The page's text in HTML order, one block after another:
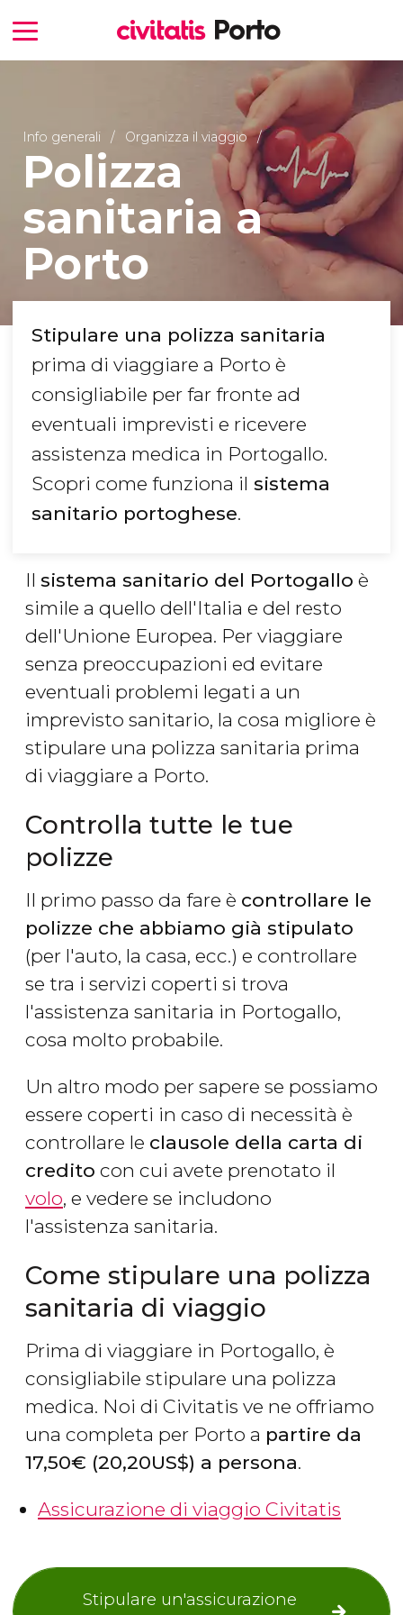
Info generali Organizza il viaggio
Polizza
sanitaria a
Porto
Stipulare una polizza sanitaria
prima di viaggiare a Porto è
consigliabile per far fronte ad
eventuali imprevisti e ricevere
assistenza medica in Portogallo.
Scopri come funziona il sistema
sanitario portoghese.
Il sistema sanitario del Portogallo è
simile a quello dell'Italia e del resto
dell'Unione Europea. Per viaggiare
senza preoccupazioni ed evitare
eventuali problemi legati a un
imprevisto sanitario, la cosa migliore è
stipulare una polizza sanitaria prima
di viaggiare a Porto.
Controlla tutte le tue
polizze
Il primo passo da fare è controllare le
polizze che abbiamo già stipulato
(per l'auto, la casa, ecc.) e controllare
se tra i servizi coperti si trova
l'assistenza sanitaria in Portogallo,
cosa molto probabile.
Un altro modo per sapere se possiamo
essere coperti in caso di necessità è
controllare le clausole della carta di
credito con cui avete prenotato il
volo, e vedere se includono
l'assistenza sanitaria.
Come stipulare una polizza
sanitaria di viaggio
Prima di viaggiare in Portogallo, è
consigliabile stipulare una polizza
medica. Noi di Civitatis ve ne offriamo
una completa per Porto a partire da
17,50€ (20,20US$) a persona.
Assicurazione di viaggio Civitatis
Stipulare un'assicurazione